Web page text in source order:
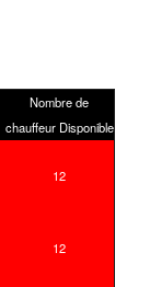
Nombre de
chauffeur Disponible
12
12